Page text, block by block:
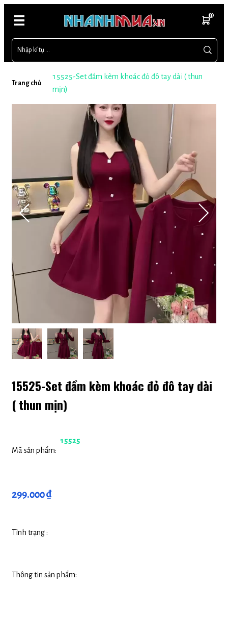
0
Trang chủ
15525-Set đầm kèm khoác đỏ đô tay dài ( thun
mịn)
15525-Set đầm kèm khoác đỏ đô tay dài
( thun mịn)
Mã sản phẩm:
15525
299.000 ₫
Tình trạng :
Thông tin sản phẩm: